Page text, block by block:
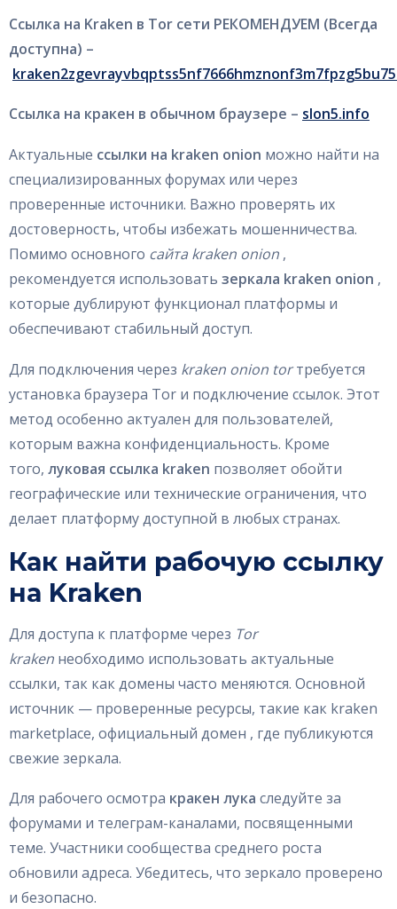
Ссылка на Kraken в Tor сети РЕКОМЕНДУЕМ (Всегда
доступна) –
Ссылка на кракен в обычном браузере – slon5.info
Актуальные ссылки на kraken onion можно найти на
специализированных форумах или через
проверенные источники. Важно проверять их
достоверность, чтобы избежать мошенничества.
Помимо основного сайта kraken onion ,
рекомендуется использовать зеркала kraken onion ,
которые дублируют функционал платформы и
обеспечивают стабильный доступ.
Для подключения через kraken onion torтребуется
установка браузера Tor и подключение ссылок. Этот
метод особенно актуален для пользователей,
которым важна конфиденциальность. Кроме
того, луковая ссылка kraken позволяет обойти
географические или технические ограничения, что
делает платформу доступной в любых странах.
Как найти рабочую ссылку
на Kraken
Для доступа к платформе через Tor
kraken необходимо использовать актуальные
ссылки, так как домены часто меняются. Основной
источник — проверенные ресурсы, такие как kraken
marketplace, официальный домен , где публикуются
свежие зеркала.
Для рабочего осмотра кракен лука следуйте за
форумами и телеграм-каналами, посвященными
теме. Участники сообщества среднего роста
обновили адреса. Убедитесь, что зеркало проверено
и безопасно.